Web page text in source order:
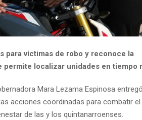
para víctimas de robo y reconoce la
localizar unidades en tiempo
Mara Lezama Espinosa
acciones coordinadas para combatir el
de las y los quintanarroenses.